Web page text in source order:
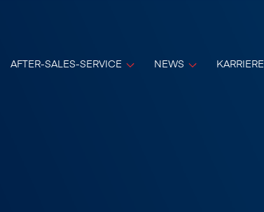
AFTER-SALES-SERVICE NEWS KARRIERE